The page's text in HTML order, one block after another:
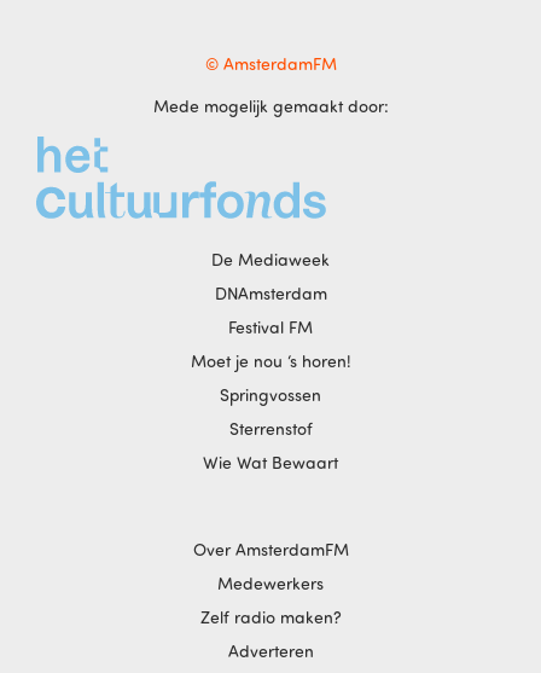
© AmsterdamFM
Mede mogelijk gemaakt door:
De Mediaweek
DNAmsterdam
Festival FM
Moet je nou ‘s horen!
Springvossen
Sterrenstof
Wie Wat Bewaart
Over AmsterdamFM
Medewerkers
Zelf radio maken?
Adverteren